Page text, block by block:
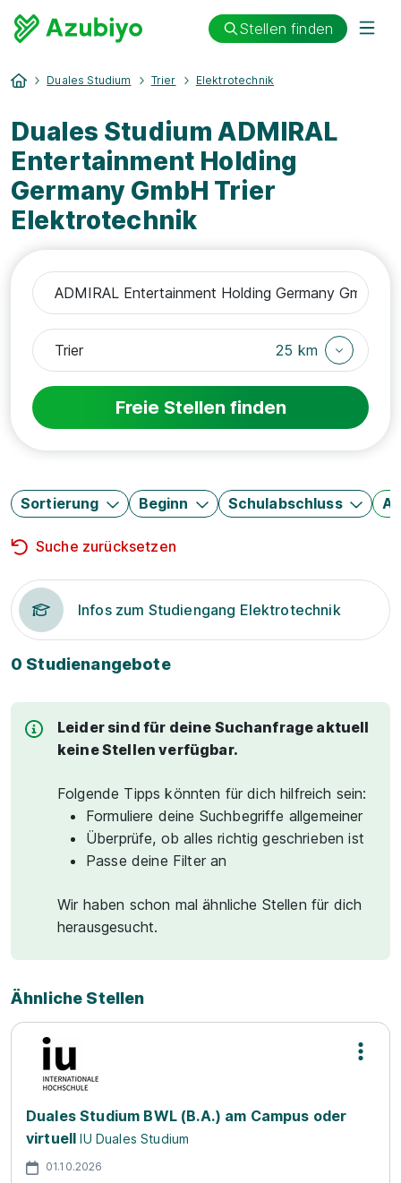
Stellen finden
Duales Studium Trier Elektrotechnik
Duales Studium ADMIRAL
Entertainment Holding
Germany GmbH Trier
Elektrotechnik
25 km
Freie Stellen finden
Sortierung Beginn Schulabschluss
Suche zurücksetzen
Infos zum Studiengang Elektrotechnik
0 Studienangebote
Leider sind für deine Suchanfrage aktuell
keine Stellen verfügbar.
Folgende Tipps könnten für dich hilfreich sein:
Formuliere deine Suchbegriffe allgemeiner
Überprüfe, ob alles richtig geschrieben ist
Passe deine Filter an
Wir haben schon mal ähnliche Stellen für dich
herausgesucht.
Ähnliche Stellen
Duales Studium BWL (B.A.) am Campus oder
virtuell IU Duales Studium
01.10.2026